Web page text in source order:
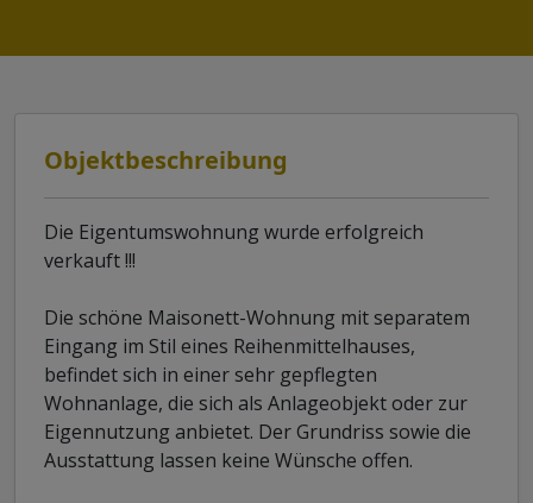
Objektbeschreibung
Die Eigentumswohnung wurde erfolgreich
verkauft !!!
Die schöne Maisonett-Wohnung mit separatem
Eingang im Stil eines Reihenmittelhauses,
befindet sich in einer sehr gepflegten
Wohnanlage, die sich als Anlageobjekt oder zur
Eigennutzung anbietet. Der Grundriss sowie die
Ausstattung lassen keine Wünsche offen.